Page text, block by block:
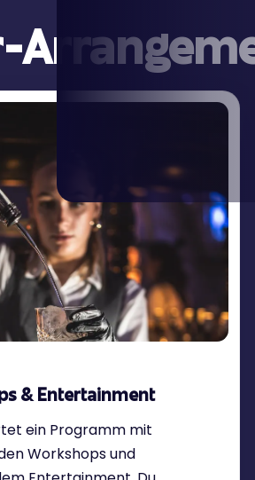
& Entertainment
ein Programm mit
Workshops und